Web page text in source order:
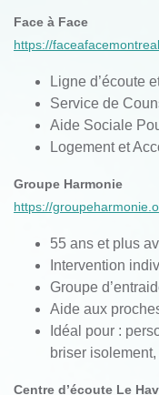
Face à Face
https://
Ligne d’écoute
Service de
Aide Sociale
Logement et
Groupe Harmonie
https://
55 ans et plus
Intervention
Groupe
Aide aux
Idéal pour :
briser
Centre d’écoute Le